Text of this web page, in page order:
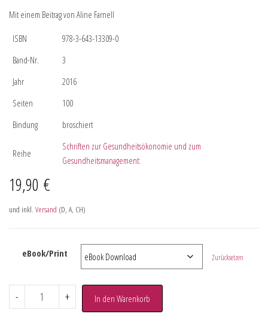
Mit einem Beitrag von Aline Farnell
ISBN
978-3-643-13309-0
Band-Nr.
3
Jahr
2016
Seiten
100
Bindung
broschiert
Reihe
Schriften zur Gesundheitsökonomie und zum
Gesundheitsmanagement:
19,90 €
und inkl. Versand (D, A, CH)
eBook/Print Zurücksetzen
- + In den Warenkorb